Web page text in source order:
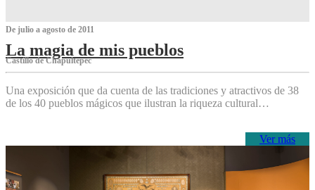
De julio a agosto de 2011
La magia de mis pueblos
Castillo de Chapultepec
Una exposición que da cuenta de las tradiciones y atractivos de 38
de los 40 pueblos mágicos que ilustran la riqueza cultural…
Ver más